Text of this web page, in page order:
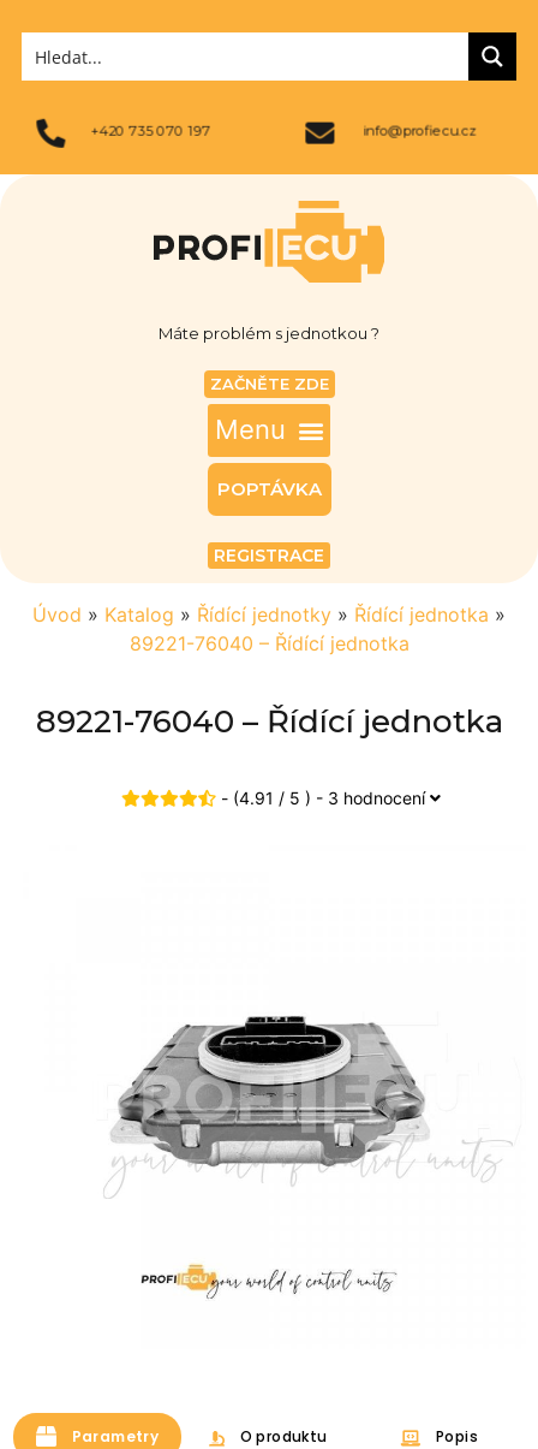
+420 735 070 197 info@profiecu.cz
Máte problém s jednotkou ?
ZAČNĚTE ZDE
POPTÁVKA
REGISTRACE
Úvod » Katalog » Řídící jednotky » Řídící jednotka »
89221-76040 – Řídící jednotka
89221-76040 – Řídící jednotka
- (4.91 / 5 ) - 3 hodnocení
Parametry O produktu Popis